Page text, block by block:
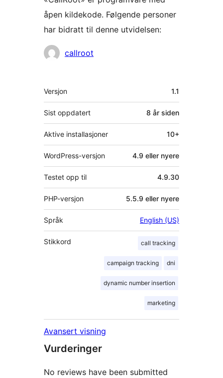
åpen kildekode. Følgende personer
har bidratt til denne utvidelsen:
Bidragsytere
callroot
Meta
Versjon 1.1
Sist oppdatert 8 år siden
Aktive installasjoner 10+
WordPress-versjon 4.9 eller nyere
Testet opp til 4.9.30
PHP-versjon 5.5.9 eller nyere
Språk English (US)
Stikkord call tracking
campaign tracking dni
dynamic number insertion
marketing
Avansert visning
Vurderinger
No reviews have been submitted